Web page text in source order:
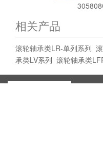
相关产品
滚轮轴承类LR-单列系列
承类LV系列 滚轮轴承类